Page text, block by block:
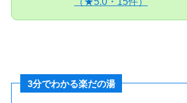
3分でわかる楽だの湯